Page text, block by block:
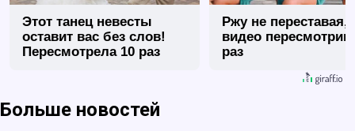
Этот танец невесты
оставит вас без слов!
Пересмотрела 10 раз
Ржу не переставая,
видео
раз
Больше новостей